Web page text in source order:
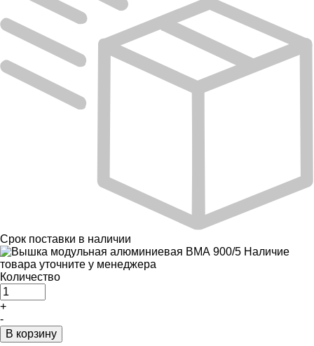
Срок поставки в наличии
Наличие
товара уточните у менеджера
Количество
+
-
В корзину